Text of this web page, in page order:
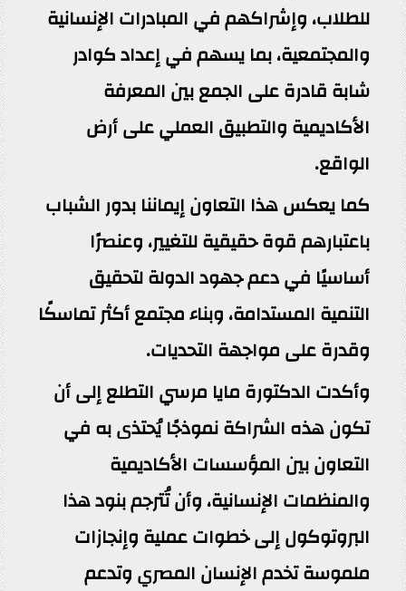
للطلاب، وإشراكهم في المبادرات الإنسانية
والمجتمعية، بما يسهم في إعداد كوادر
شابة قادرة على الجمع بين المعرفة
الأكاديمية والتطبيق العملي على أرض
الواقع.
كما يعكس هذا التعاون إيماننا بدور الشباب
باعتبارهم قوة حقيقية للتغيير، وعنصرًا
أساسيًا في دعم جهود الدولة لتحقيق
التنمية المستدامة، وبناء مجتمع أكثر تماسكًا
وقدرة على مواجهة التحديات.
وأكدت الدكتورة مايا مرسي التطلع إلى أن
تكون هذه الشراكة نموذجًا يُحتذى به في
التعاون بين المؤسسات الأكاديمية
والمنظمات الإنسانية، وأن تُترجم بنود هذا
البروتوكول إلى خطوات عملية وإنجازات
ملموسة تخدم الإنسان المصري وتدعم